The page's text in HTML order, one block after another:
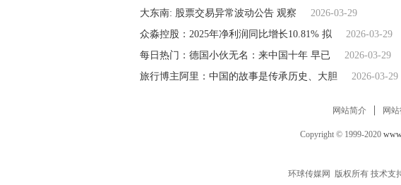
大东南: 股票交易异常波动公告 观察
2026-03-29
众淼控股：2025年净利润同比增长10.81% 拟
2026-03-29
每日热门：德国小伙无名：来中国十年 早已
2026-03-29
旅行博主阿里：中国的故事是传承历史、大胆
2026-03-29
网站简介 网
Copyright © 1999-2020
环球传媒网 版权所有 技术支